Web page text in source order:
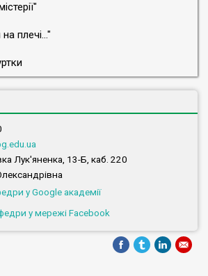
плечі..."
Лук'яненка, 13-Б, каб. 220
у Google академії
у мережі Facebook